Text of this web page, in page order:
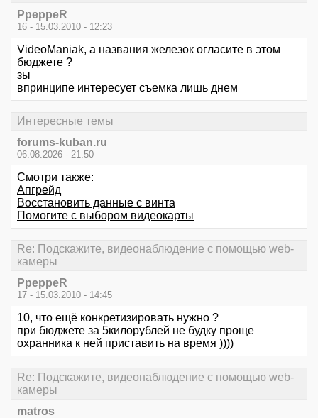
PpeppeR
16 - 15.03.2010 - 12:23
VideoManiak, а названия железок огласите в этом
бюджете ?
зы
впринципе интересует съемка лишь днем
Интересные темы
forums-kuban.ru
06.08.2026 - 21:50
Смотри также:
Апгрейд
Восстановить данные с винта
Помогите с выбором видеокарты
Re: Подскажите, видеонаблюдение с помощью web-
камеры
PpeppeR
17 - 15.03.2010 - 14:45
10, что ещё конкретизировать нужно ?
при бюджете за 5килорублей не будку проще
охранника к ней приставить на время ))))
Re: Подскажите, видеонаблюдение с помощью web-
камеры
matros